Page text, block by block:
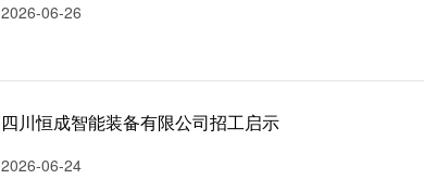
2026-06-26
四川恒成智能装备有限公司招工启示
2026-06-24